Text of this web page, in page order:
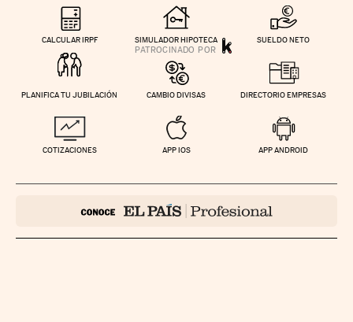
CALCULAR IRPF SIMULADOR HIPOTECA SUELDO NETO
PLANIFICA TU JUBILACIÓN CAMBIO DIVISAS DIRECTORIO EMPRESAS
COTIZACIONES APP IOS APP ANDROID